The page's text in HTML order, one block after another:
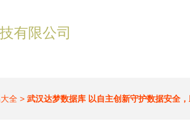
有限公司
全 > 武汉达梦数据库 以自主创新守护数据安全